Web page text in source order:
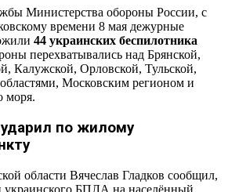
Министерства обороны России, с
времени 8 мая дежурные
44 украинских беспилотника
перехватывались над Брянской,
Калужской, Орловской, Тульской,
Московским регионом и
моря.
по жилому
области Вячеслав Гладков сообщил,
украинского БПЛА на населённый